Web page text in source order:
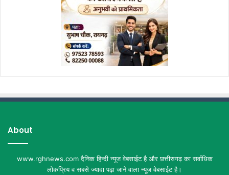
About
www.rghnews.com दैनिक हिन्दी न्यूज वेबसाईट है और छत्तीसगढ़ का सर्वाधिक
लोकप्रिय व सबसे ज्यादा पढ़ा जाने वाला न्यूज वेबसाईट है।